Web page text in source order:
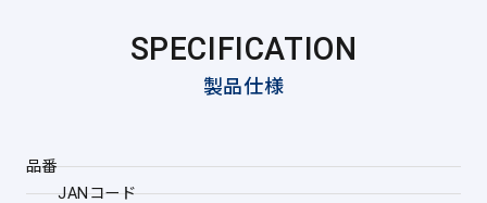
SPECIFICATION
製品仕様
品番
JANコード